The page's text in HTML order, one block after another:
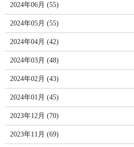
2024年06月 (55)
2024年05月 (55)
2024年04月 (42)
2024年03月 (48)
2024年02月 (43)
2024年01月 (45)
2023年12月 (70)
2023年11月 (69)